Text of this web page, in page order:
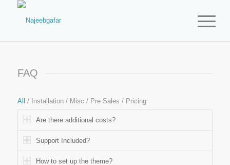
FAQ
All / Installation / Misc / Pre Sales / Pricing
Are there additional costs?
Support Included?
How to set up the theme?